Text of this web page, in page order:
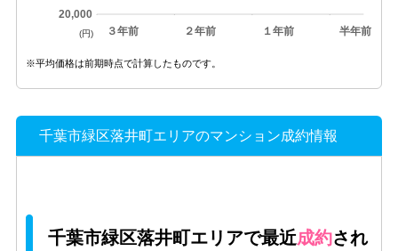
３年前 ２年前 １年前 半年前
20,000
(円)
※平均価格は前期時点で計算したものです。
千葉市緑区落井町エリアのマンション成約情報
千葉市緑区落井町エリアで最近成約され